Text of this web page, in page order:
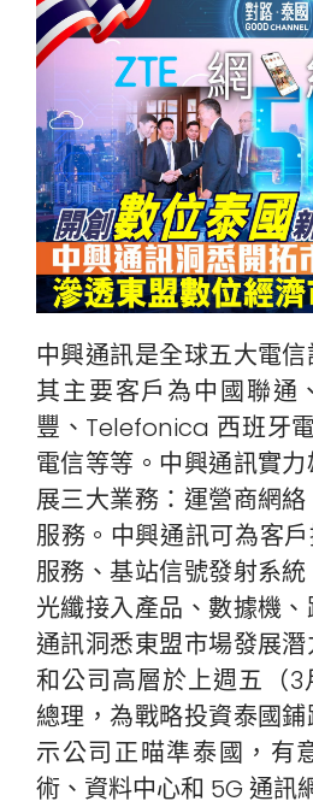
中興通訊是全球五大電信
其主要客戶為中國聯
豐、Telefonica 西班牙
電信等等。中興通訊實
展三大業務：運營商網
服務。中興通訊可為客
服務、基站信號發射系統
光纖接入產品、數據機
通訊洞悉東盟市場發展
和公司高層於上週五（3
總理，為戰略投資泰國
示公司正𣈴準泰國，有
術、資料中心和 5G 通訊